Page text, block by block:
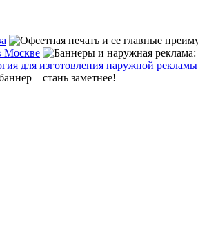
Москве
для изготовления наружной рекламы